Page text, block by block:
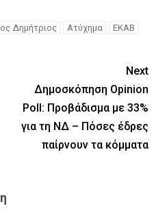
Δημήτριος Ατύχημα
ΕΚΑΒ
Next
Δημοσκόπηση Opinion
Poll: Προβάδισμα με 33%
για τη ΝΔ – Πόσες έδρες
παίρνουν τα κόμματα